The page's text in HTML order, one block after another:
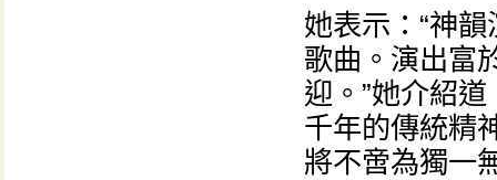
她表示：“神
歌曲。演出富
迎。”她介紹
千年的傳統精
將不啻為獨一